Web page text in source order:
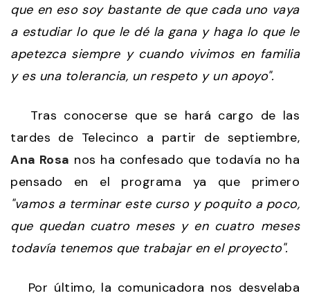
que en eso soy bastante de que cada uno vaya
a estudiar lo que le dé la gana y haga lo que le
apetezca siempre y cuando vivimos en familia
y es una tolerancia, un respeto y un apoyo".
Tras conocerse que se hará cargo de las
tardes de Telecinco a partir de septiembre,
Ana Rosa nos ha confesado que todavía no ha
pensado en el programa ya que primero
"vamos a terminar este curso y poquito a poco,
que quedan cuatro meses y en cuatro meses
todavía tenemos que trabajar en el proyecto".
Por último, la comunicadora nos desvelaba